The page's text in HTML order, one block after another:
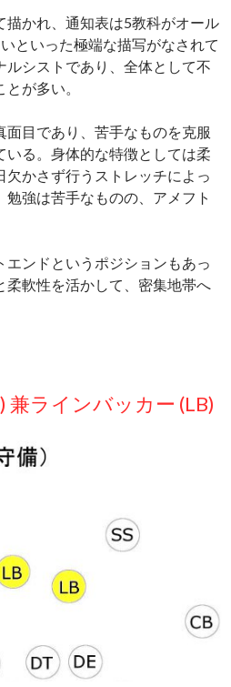
描かれ、通知表は5教科がオール
といった極端な描写がなされて
ルシストであり、全体として不
が多い。
面目であり、苦手なものを克服
る。身体的な特徴としては柔
かさず行うストレッチによっ
強は苦手なものの、アメフト
エンドというポジションもあっ
柔軟性を活かして、密集地帯へ
兼ラインバッカー (LB)